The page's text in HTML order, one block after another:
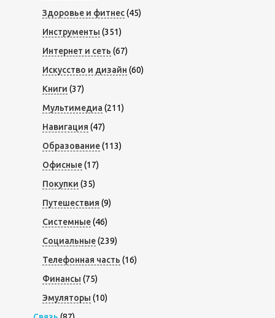
Здоровье и фитнес(45)
Инструменты (351)
Интернет и сеть (67)
Искусство и дизайн (60)
Книги (37)
Мультимедиа (211)
Навигация (47)
Образование(113)
Офисные(17)
Покупки (35)
Путешествия (9)
Системные(46)
Социальные(239)
Телефонная часть (16)
Финансы (75)
Эмуляторы (10)